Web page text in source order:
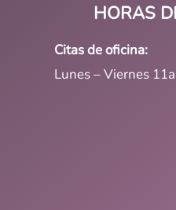
HORAS
Citas de oficina:
Lunes – Viernes